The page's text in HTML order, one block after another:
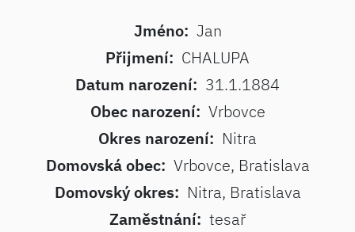
Jméno: Jan
Přijmení: CHALUPA
Datum narození: 31.1.1884
Obec narození: Vrbovce
Okres narození: Nitra
Domovská obec: Vrbovce, Bratislava
Domovský okres: Nitra, Bratislava
Zaměstnání: tesař